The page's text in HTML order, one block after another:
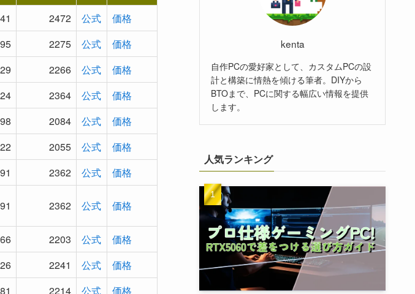
2472 公式
価格
2275 公式
価格
2266 公式
価格
2364 公式
価格
2084 公式
価格
2055 公式
価格
2362 公式
価格
2362 公式 価格
2203 公式
価格
2241 公式
価格
2214 公式 価格
kenta
自作PCの愛好家として、カスタムPCの設
計と構築に情熱を傾ける筆者。DIYから
BTOまで、PCに関する幅広い情報を提供
します。
人気ランキング